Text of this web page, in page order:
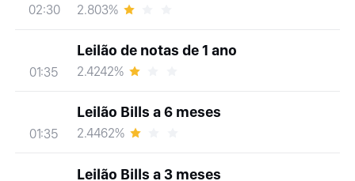
02:30 2.803%
01:35
Leilão de notas de 1 ano
2.4242%
01:35
Leilão Bills a 6 meses
2.4462%
Leilão Bills a 3 meses